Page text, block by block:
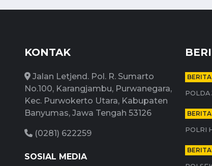
KONTAK
Jalan Letjend. Pol. R. Sumarto
No.100, Karangjambu, Purwanegara,
Kec. Purwokerto Utara, Kabupaten
Banyumas, Jawa Tengah 53126
(0281) 622259
SOSIAL MEDIA
POLDA
POLRI